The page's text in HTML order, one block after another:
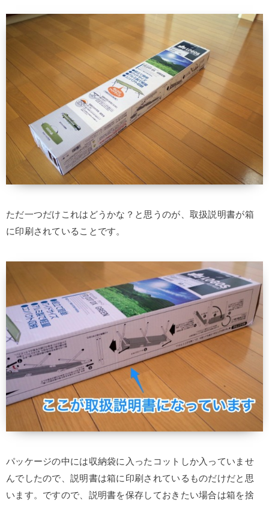
ただ一つだけこれはどうかな？と思うのが、取扱説明書が箱
に印刷されていることです。
パッケージの中には収納袋に入ったコットしか入っていませ
んでしたので、説明書は箱に印刷されているものだけだと思
います。ですので、説明書を保存しておきたい場合は箱を捨